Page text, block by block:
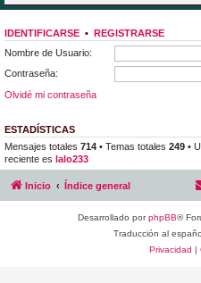
IDENTIFICARSE • REGISTRARSE
Nombre de Usuario:
Contraseña:
Olvidé mi contraseña
ESTADÍSTICAS
Mensajes totales 714 • Temas totales 249 •
reciente es lalo233
Inicio Índice general
Desarrollado porphpBB®
Traducción al
Privacidad |